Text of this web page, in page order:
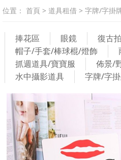
位置： 首頁 > 道具租借 > 字牌/字掛
捧花區 眼鏡 復古
帽子/手套/棒球棍/燈飾
抓週道具/寶寶服
佈景/
水中攝影道具
字牌/字